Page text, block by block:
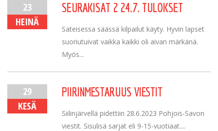
23
HEINÄ
SEURAKISAT 2 24.7. TULOKSET
Sateisessa säässä kilpailut käyty. Hyvin lapset
suoriutuivat vaikka kaikki oli aivan märkänä.
Myös...
29
KESÄ
PIIRINMESTARUUS VIESTIT
Siilinjärvellä pidettiin 28.6.2023 Pohjois-Savon
viestit. Sisulisä sarjat eli 9-15-vuotiaat....